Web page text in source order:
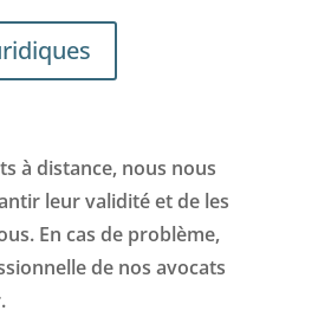
à distance, nous nous
leur validité et de les
En cas de problème,
de nos avocats